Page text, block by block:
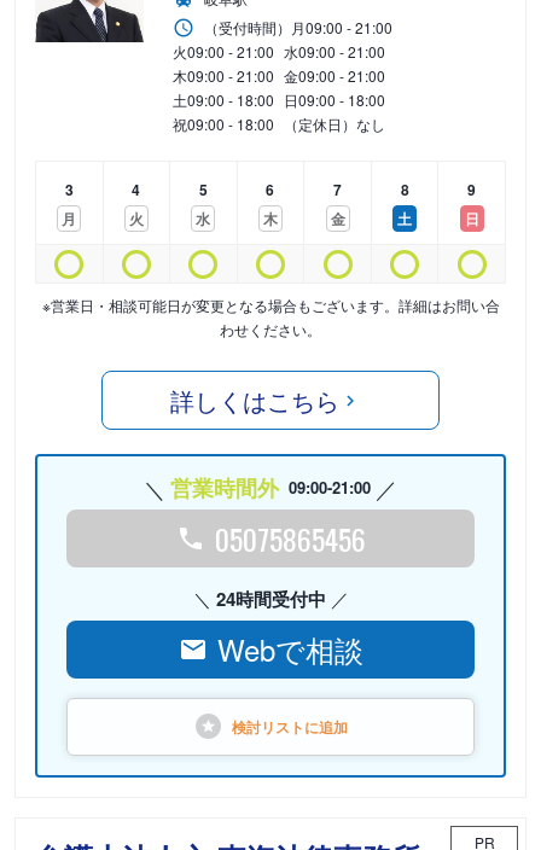
（受付時間） 月09:00 - 21:00
火09:00 - 21:00 水09:00 - 21:00
木09:00 - 21:00 金09:00 - 21:00
土09:00 - 18:00 日09:00 - 18:00
祝09:00 - 18:00 （定休日）なし
3
月
4
火
5
水
6
木
7
金
8
土
9
日
※営業日・相談可能日が変更となる場合もございます。詳細はお問い合
わせください。
詳しくはこちら
営業時間外 09:00-21:00
05075865456
24時間受付中
Webで相談
検討リストに追加
PR